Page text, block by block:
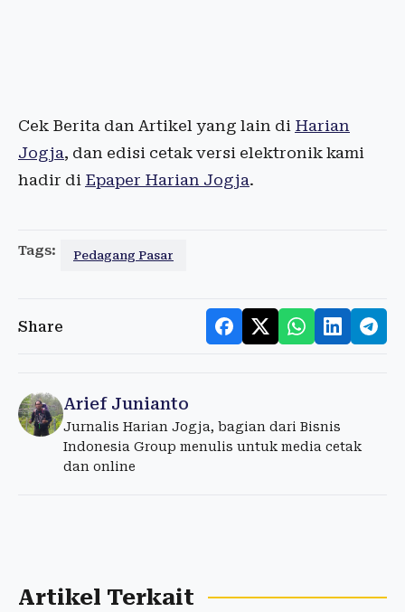
Cek Berita dan Artikel yang lain di Harian
Jogja, dan edisi cetak versi elektronik kami
hadir di Epaper Harian Jogja.
Tags: Pedagang Pasar
Share
Arief Junianto
Jurnalis Harian Jogja, bagian dari Bisnis
Indonesia Group menulis untuk media cetak
dan online
Artikel Terkait